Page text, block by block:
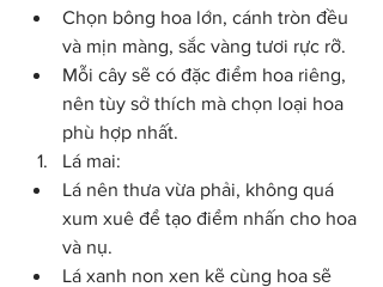
Chọn bông hoa lớn, cánh tròn đều
và mịn màng, sắc vàng tươi rực rỡ.
Mỗi cây sẽ có đặc điểm hoa riêng,
nên tùy sở thích mà chọn loại hoa
phù hợp nhất.
Lá mai:
Lá nên thưa vừa phải, không quá
xum xuê để tạo điểm nhấn cho hoa
và nụ.
Lá xanh non xen kẽ cùng hoa sẽ